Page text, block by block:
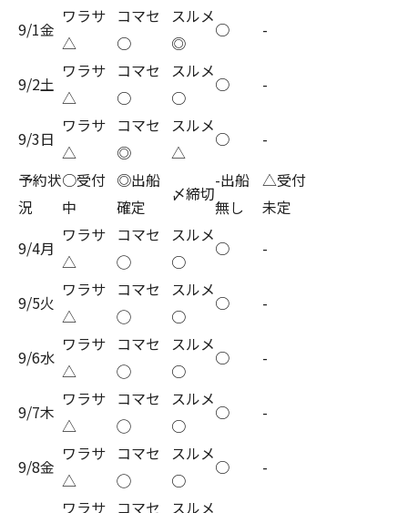
9/1金
ワラサ
△
コマセ
○
スルメ
◎
○ -
9/2土
ワラサ
△
コマセ
○
スルメ
○
○ -
9/3日
ワラサ
△
コマセ
◎
スルメ
△
○
-
予約状
況
○受付
中
◎出船
確定
〆締切
-出船
無し
△受付
未定
9/4月
ワラサ
△
コマセ
◯
スルメ
○
○ -
9/5火
ワラサ
△
コマセ
◯
スルメ
○
○ -
9/6水
ワラサ
△
コマセ
◯
スルメ
○
○ -
9/7木
ワラサ
△
コマセ
◯
スルメ
○
○ -
9/8金
ワラサ
△
コマセ
◯
スルメ
○
○ -
ワラサ コマセ スルメ